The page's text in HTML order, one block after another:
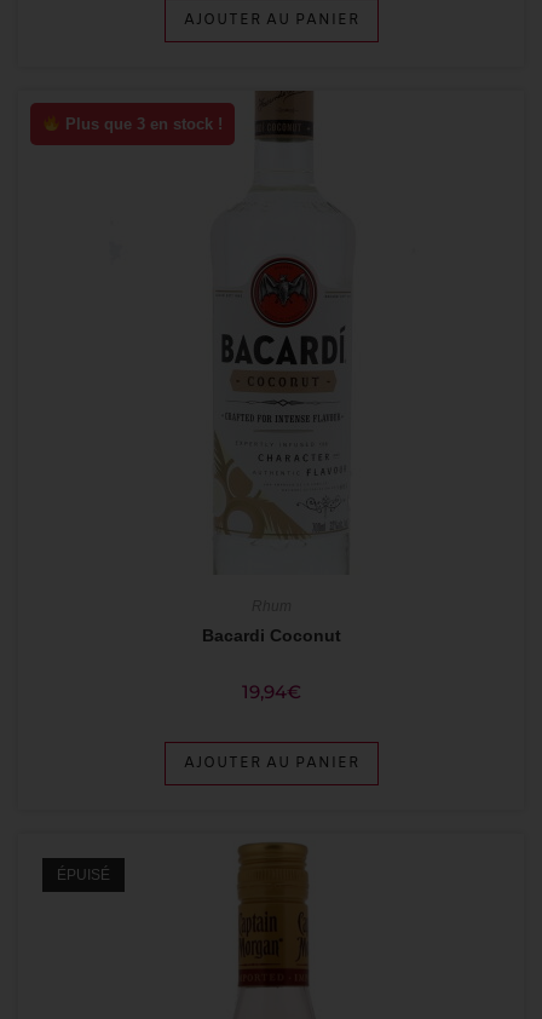
AJOUTER AU PANIER
Plus que 3 en stock !
Bacardi Coconut
19,94€
AJOUTER AU PANIER
ÉPUISÉ